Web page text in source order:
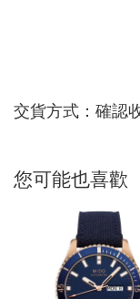
交貨方式：確認
您可能也喜歡